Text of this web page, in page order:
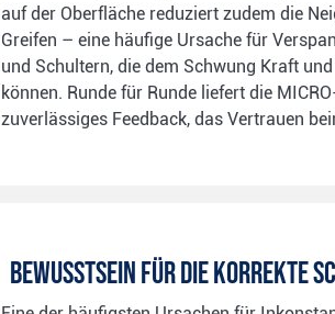
auf der Oberfläche reduziert zudem die
Greifen – eine häufige Ursache für
und Schultern, die dem Schwung Kraft
können. Runde für Runde liefert die
zuverlässiges Feedback, das Vertrauen
Bewusstsein für die korrekte